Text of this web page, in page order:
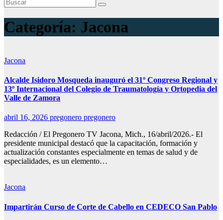
Categoría: Jacona
Jacona
Alcalde Isidoro Mosqueda inauguró el 31º Congreso Regional y
13º Internacional del Colegio de Traumatología y Ortopedia del
Valle de Zamora
abril 16, 2026 pregonero pregonero
Redacción / El Pregonero TV Jacona, Mich., 16/abril/2026.- El
presidente municipal destacó que la capacitación, formación y
actualización constantes especialmente en temas de salud y de
especialidades, es un elemento…
Jacona
Impartirán Curso de Corte de Cabello en CEDECO San Pablo